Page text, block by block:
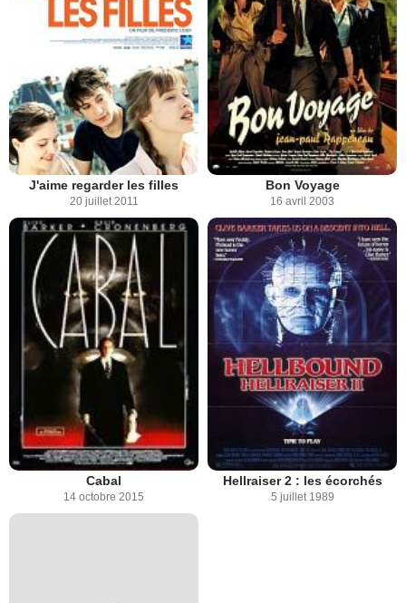
J'aime regarder les filles
20 juillet 2011
Bon Voyage
16 avril 2003
Cabal
14 octobre 2015
Hellraiser 2 : les écorchés
5 juillet 1989